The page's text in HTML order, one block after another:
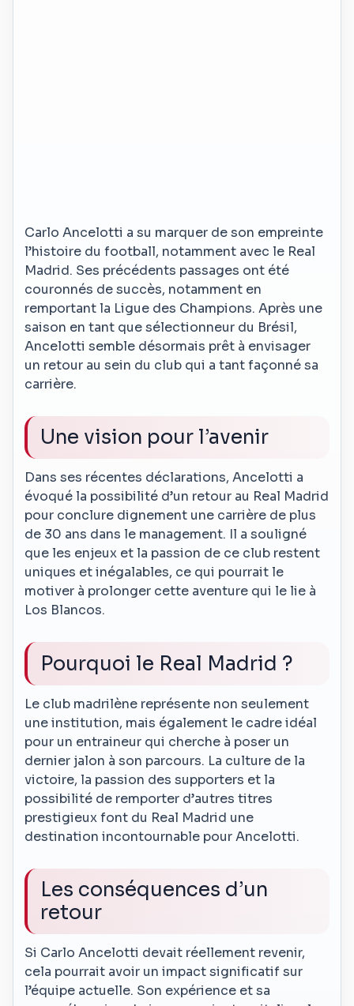
Carlo Ancelotti a su marquer de son empreinte
l’histoire du football, notamment avec le Real
Madrid. Ses précédents passages ont été
couronnés de succès, notamment en
remportant la Ligue des Champions. Après une
saison en tant que sélectionneur du Brésil,
Ancelotti semble désormais prêt à envisager
un retour au sein du club qui a tant façonné sa
carrière.
Une vision pour l’avenir
Dans ses récentes déclarations, Ancelotti a
évoqué la possibilité d’un retour au Real Madrid
pour conclure dignement une carrière de plus
de 30 ans dans le management. Il a souligné
que les enjeux et la passion de ce club restent
uniques et inégalables, ce qui pourrait le
motiver à prolonger cette aventure qui le lie à
Los Blancos.
Pourquoi le Real Madrid ?
Le club madrilène représente non seulement
une institution, mais également le cadre idéal
pour un entraineur qui cherche à poser un
dernier jalon à son parcours. La culture de la
victoire, la passion des supporters et la
possibilité de remporter d’autres titres
prestigieux font du Real Madrid une
destination incontournable pour Ancelotti.
Les conséquences d’un
retour
Si Carlo Ancelotti devait réellement revenir,
cela pourrait avoir un impact significatif sur
l’équipe actuelle. Son expérience et sa